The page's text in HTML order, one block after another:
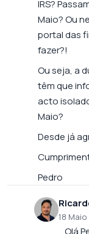
IRS?
Maio? Ou
portal das
fazer?!
Ou seja, a
têm que
acto
Maio?
Desde já
Pedro
18 Maio
Olá